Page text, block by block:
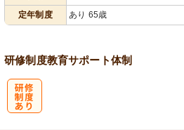
定年制度
あり 65歳
研修制度教育サポート体制